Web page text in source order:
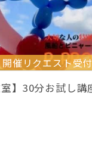
開催リクエスト受
室】30分お試し